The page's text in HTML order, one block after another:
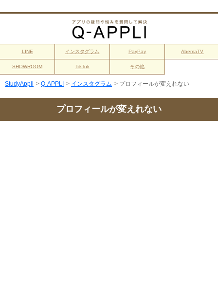
LINE インスタグラム PayPay AbemaTV
SHOWROOM TikTok その他
StudyAppli > Q-APPLI > インスタグラム > プロフィールが変えれない
プロフィールが変えれない